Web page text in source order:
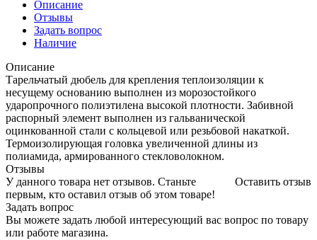
Описание
Отзывы
Задать вопрос
Наличие
Описание
Тарельчатый дюбель для крепления теплоизоляции к
несущему основанию выполнен из морозостойкого
ударопрочного полиэтилена высокой плотности. Забивной
распорный элемент выполнен из гальванической
оцинкованной стали с кольцевой или резьбовой накаткой.
Термоизолирующая головка увеличенной длины из
полиамида, армированного стекловолокном.
Отзывы
Оставить отзыв
У данного товара нет отзывов. Станьте
первым, кто оставил отзыв об этом товаре!
Задать вопрос
Вы можете задать любой интересующий вас вопрос по товару
или работе магазина.